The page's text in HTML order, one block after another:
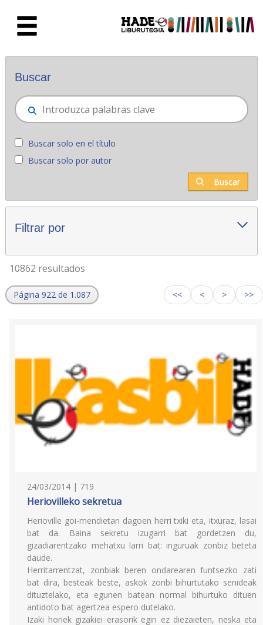
Novedades - Liburutegia
Buscar
Buscar solo en el título
Buscar solo por autor
Buscar
Filtrar por
10862 resultados
Página 922 de 1.087 << < > >>
24/03/2014 | 719
Heriovilleko sekretua
Herioville goi-mendietan dagoen herri txiki eta, itxuraz, lasai
bat da. Baina sekretu izugarri bat gordetzen du,
gizadiarentzako mehatxu larri bat: inguruak zonbiz beteta
daude.
Herritarrentzat, zonbiak beren ondarearen funtsezko zati
bat dira, besteak beste, askok zonbi bihurtutako senideak
dituztelako, eta egunen batean normal bihurtuko dituen
antidoto bat agertzea espero dutelako.
Izaki horiek gizakiei erasorik egin ez diezaieten, neska eta